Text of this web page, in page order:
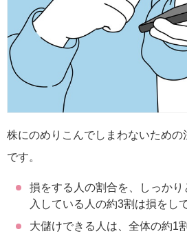
株にのめりこんでしまわないための
です。
損をする人の割合を、しっか
入している人の約3割は損をし
大儲けできる人は、全体の約1